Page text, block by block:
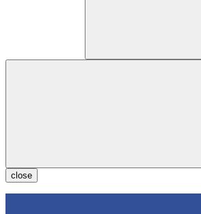
close